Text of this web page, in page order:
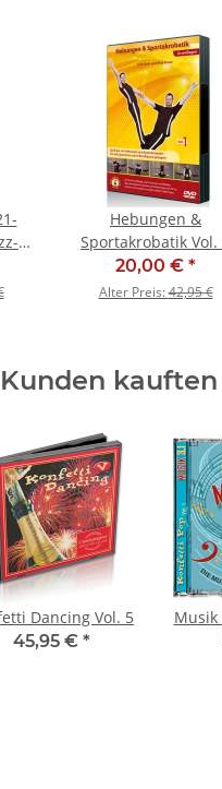
Hebungen &
Sportakrobatik Vol.
(Grundlagen) - SALE
20,00 € *
Alter Preis:42,95 €
Kunden
Dancing Vol. 5
45,95 € *
Musik